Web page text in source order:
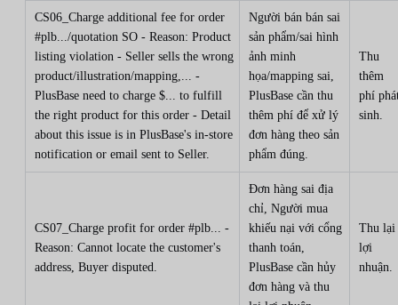
CS06_Charge additional fee for order
#plb.../quotation SO - Reason: Product
listing violation - Seller sells the wrong
product/illustration/mapping,... -
PlusBase need to charge $... to fulfill
the right product for this order - Detail
about this issue is in PlusBase's in-store
notification or email sent to Seller.
Người bán bán sai
sản phẩm/sai hình
ảnh minh
họa/mapping sai,
PlusBase cần thu
thêm phí để xử lý
đơn hàng theo sản
phẩm đúng.
Thu
thêm
phí
sinh.
CS07_Charge profit for order #plb... -
Reason: Cannot locate the customer's
address, Buyer disputed.
Đơn hàng sai địa
chỉ, Người mua
khiếu nại với cổng
thanh toán,
PlusBase cần hủy
đơn hàng và thu
Thu lại
lợi
nhuận.